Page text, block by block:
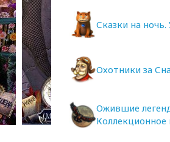
Сказки на
Охотники за
Ожившие
Коллекционное